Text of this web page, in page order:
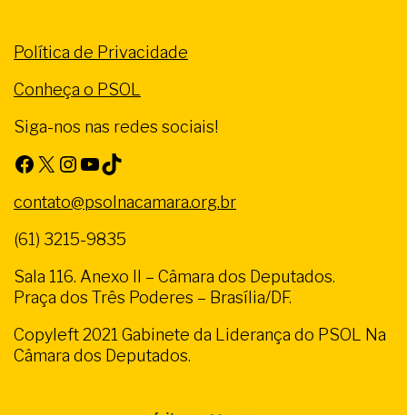
Política de Privacidade
Conheça o PSOL
Siga-nos nas redes sociais!
Facebook X Instagram Youtube TikTok
contato@psolnacamara.org.br
(61) 3215-9835
Sala 116. Anexo II – Câmara dos Deputados.
Praça dos Três Poderes – Brasília/DF.
Copyleft 2021 Gabinete da Liderança do PSOL Na
Câmara dos Deputados.